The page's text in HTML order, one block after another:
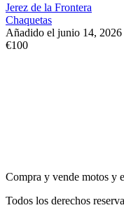
Jerez de la Frontera
Chaquetas
Añadido el junio 14, 2026
€100
Compra y vende motos y
Todos los derechos